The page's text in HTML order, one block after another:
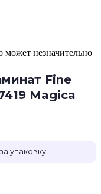
может незначительно
Fine
Magica
за упаковку